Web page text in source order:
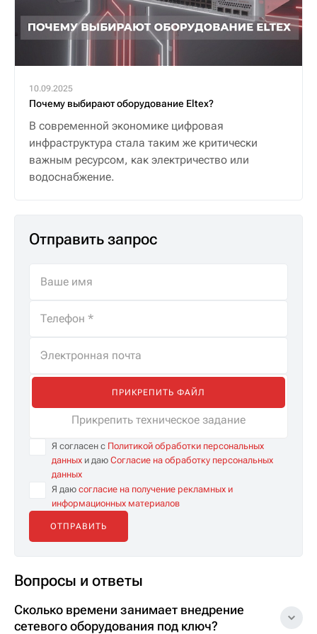
10.09.2025
Почему выбирают оборудование Eltex?
В современной экономике цифровая
инфраструктура стала таким же критически
важным ресурсом, как электричество или
водоснабжение.
Отправить запрос
ПРИКРЕПИТЬ ФАЙЛ
Прикрепить техническое задание
Я согласен с Политикой обработки персональных
данных и даю Согласие на обработку персональных
данных
Я даю согласие на получение рекламных и
информационных материалов
Вопросы и ответы
Сколько времени занимает внедрение
сетевого оборудования под ключ?